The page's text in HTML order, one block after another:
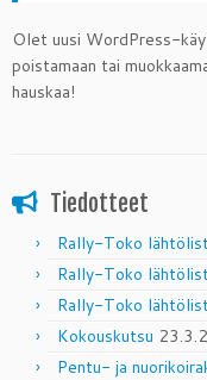
Olet uusi WordPress-
poistamaan tai
hauskaa!
Tiedotteet
Rally-Toko
Rally-Toko
Rally-Toko
Kokouskutsu
Pentu- ja